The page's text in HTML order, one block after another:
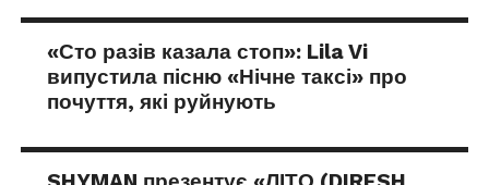
«Сто разів казала стоп»: Lila Vi
випустила пісню «Нічне таксі» про
почуття, які руйнують